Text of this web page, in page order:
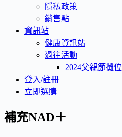
隱私政策
銷售點
資訊站
健康資訊站
過往活動
2024父親節攤位
登入/註冊
立即選購
補充NAD＋